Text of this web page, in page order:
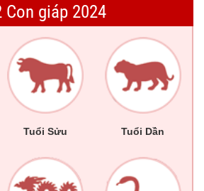
Con giáp 2024
Tuổi Sửu Tuổi Dần